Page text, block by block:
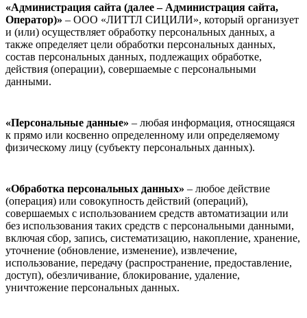
«Администрация сайта (далее – Администрация сайта,
Оператор)» – ООО «ЛИТТЛ СИЦИЛИ», который организует
и (или) осуществляет обработку персональных данных, а
также определяет цели обработки персональных данных,
состав персональных данных, подлежащих обработке,
действия (операции), совершаемые с персональными
данными.
«Персональные данные» – любая информация, относящаяся
к прямо или косвенно определенному или определяемому
физическому лицу (субъекту персональных данных).
«Обработка персональных данных» – любое действие
(операция) или совокупность действий (операций),
совершаемых с использованием средств автоматизации или
без использования таких средств с персональными данными,
включая сбор, запись, систематизацию, накопление, хранение,
уточнение (обновление, изменение), извлечение,
использование, передачу (распространение, предоставление,
доступ), обезличивание, блокирование, удаление,
уничтожение персональных данных.